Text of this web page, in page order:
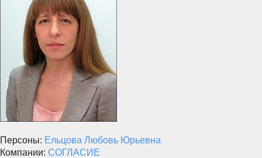
Персоны: Ельцова Любовь Юрьевна
Компании: СОГЛАСИЕ